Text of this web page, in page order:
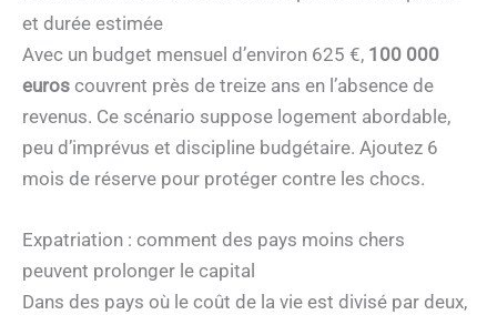
et durée estimée
Avec un budget mensuel d’environ 625 €, 100 000
euros couvrent près de treize ans en l’absence de
revenus. Ce scénario suppose logement abordable,
peu d’imprévus et discipline budgétaire. Ajoutez 6
mois de réserve pour protéger contre les chocs.
Expatriation : comment des pays moins chers
peuvent prolonger le capital
Dans des pays où le coût de la vie est divisé par deux,